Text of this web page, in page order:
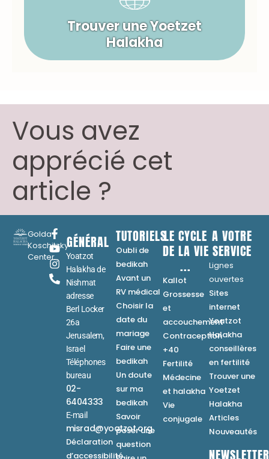
Trouver une Yoetzet
Halakha
Vous avez
apprécié cet
article ?
Golda
Koschitzky
Center
GÉNÉRAL
Yoatzot
Halakha de
Nishmat
adresse
Berl Locker
26a
Jerusalem,
Israel
Téléphones
bureau
02-
6404333
E-mail
misrad@yoatzot.org
Déclaration
d’accessibilité
TUTORIELS
Oubli de
bedikah
Avant un
RV médical
Choisir la
date du
mariage
Faire une
bedikah
Un doute
sur ma
bedikah
Savoir
poser une
question
LE CYCLE
DE LA VIE
...
Kallot
Grossesse
et
accouchement
Contraception
+40
Fertilité
Médecine
et halakha
Vie
conjugale
A VOTRE
SERVICE
Lignes
ouvertes
Sites
internet
Yoatzot
Halakha
conseillères
en fertilité
Trouver une
Yoetzet
Halakha
Articles
Nouveautés